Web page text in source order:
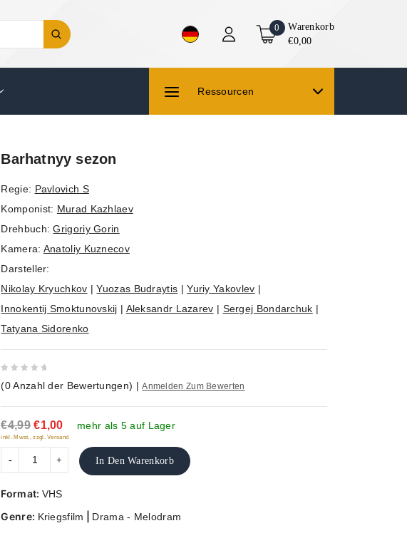
0
Warenkorb
€0,00
Ressourcen
Barhatnyy sezon
Regie: Pavlovich S
Komponist: Murad Kazhlaev
Drehbuch:Grigoriy Gorin
Kamera: Anatoliy Kuznecov
Darsteller:
Nikolay Kryuchkov |Yuozas Budraytis |Yuriy Yakovlev |
Innokentij Smoktunovskij | Aleksandr Lazarev | Sergej Bondarchuk |
Tatyana Sidorenko
out
of
5
(0Anzahl der Bewertungen) | Anmelden Zum Bewerten
€4,99 €1,00 mehr als 5 auf Lager
inkl. Mwst., zzgl. Versand
In Den Warenkorb
Format: VHS
Genre: Kriegsfilm Drama - Melodram